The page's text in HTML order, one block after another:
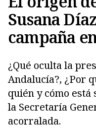
Susana
campaña
¿Qué oculta la
Andalucía?, ¿Por
quién y cómo
la Secretaría
acorralada.